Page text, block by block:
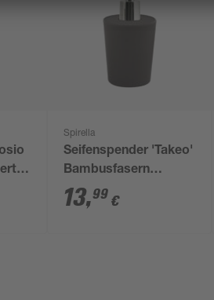
Spirella
Seifenspender 'Takeo'
Bambusfasern
anthrazit 400 ml
13,99 €